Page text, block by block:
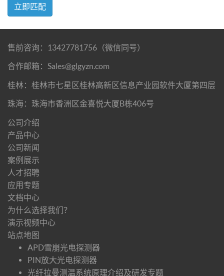
立即匹配
售前咨询：13427781756（微信同号）
合作邮箱：Sales@glgyzn.com
桂林：桂林市七星区桂林高新区信息产业园软件大厦第四层
珠海：珠海市香洲区金喜悦大厦B栋406号
公司介绍
产品中心
公司新闻
案例展示
人才招聘
应用专题
文档中心
为什么选择我们？
演示视频中心
站点地图
APD雪崩光电探测器
PIN放大光电探测器
光纤拉曼测温系统原理介绍及研发专题